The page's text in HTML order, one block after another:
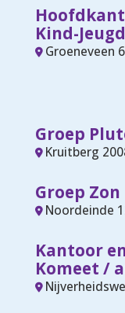
Kind-
Groeneveen
Groep
Kruitberg
Groep Zon
Noordeinde
Kantoor
Komeet /